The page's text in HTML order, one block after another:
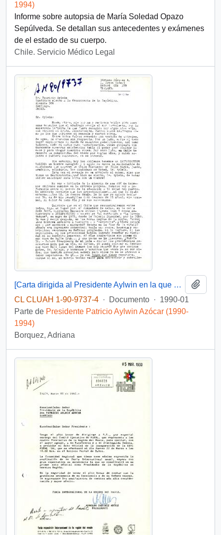
1994)
Informe sobre autopsia de María Soledad Opazo
Sepúlveda. Se detallan sus antecedentes y exámenes
de el estado de su cuerpo.
Chile. Servicio Médico Legal
[Carta dirigida al Presidente Aylwin en la que se plantean inquietudes respecto a caso Colonia Dignidad]
CL CLUAH 1-90-9737-4 · Documento · 1990-01
Parte de Presidente Patricio Aylwin Azócar (1990-
1994)
Borquez, Adriana